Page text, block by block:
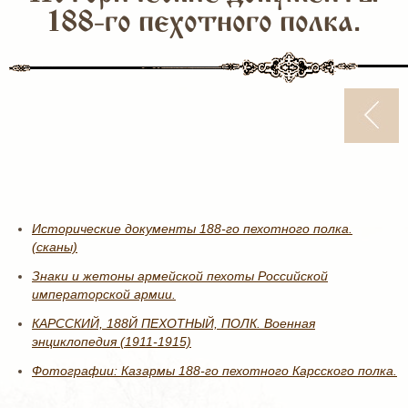
188-го пехотного полка.
Исторические документы 188-го пехотного полка.
(сканы)
Знаки и жетоны армейской пехоты Российской
императорской армии.
КАРССКИЙ, 188Й ПЕХОТНЫЙ, ПОЛК. Военная
энциклопедия (1911-1915)
Фотографии: Казармы 188-го пехотного Карсского полка.